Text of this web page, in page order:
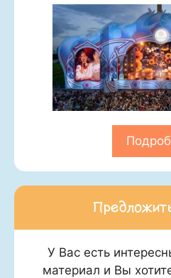
У Вас есть
материал и Вы